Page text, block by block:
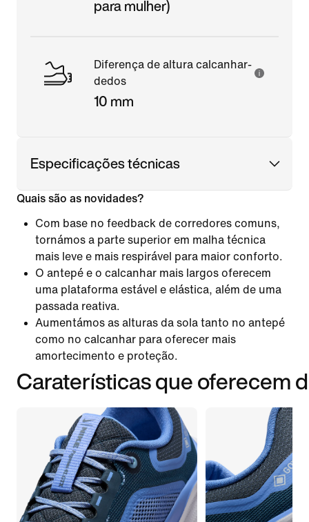
para mulher)
Diferença de altura calcanhar-
dedos
10 mm
Especificações técnicas
Quais são as novidades?
Com base no feedback de corredores comuns,
tornámos a parte superior em malha técnica
mais leve e mais respirável para maior conforto.
O antepé e o calcanhar mais largos oferecem
uma plataforma estável e elástica, além de uma
passada reativa.
Aumentámos as alturas da sola tanto no antepé
como no calcanhar para oferecer mais
amortecimento e proteção.
Caraterísticas que oferecem